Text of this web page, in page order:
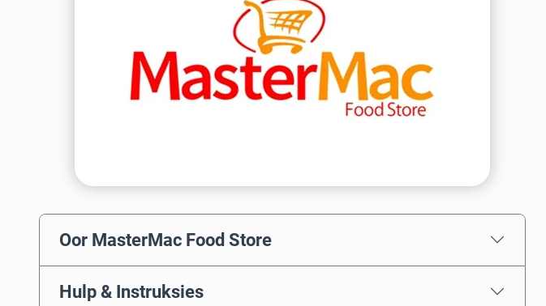
Oor MasterMac Food Store
Hulp & Instruksies